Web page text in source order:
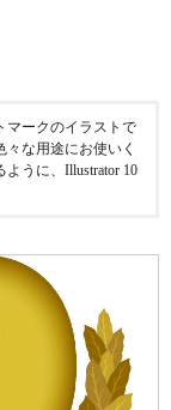
マークのイラストで
な用途にお使いく
うに、Illustrator 10